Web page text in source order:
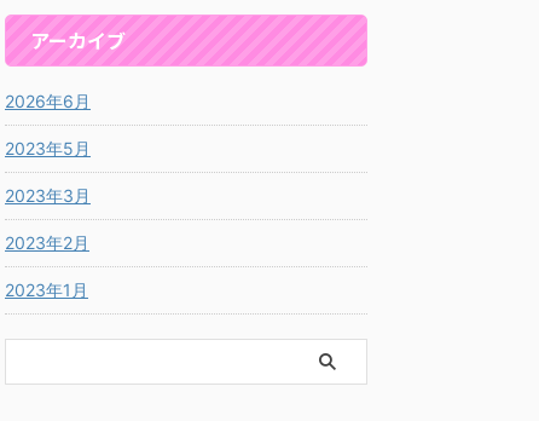
アーカイブ
2026年6月
2023年5月
2023年3月
2023年2月
2023年1月